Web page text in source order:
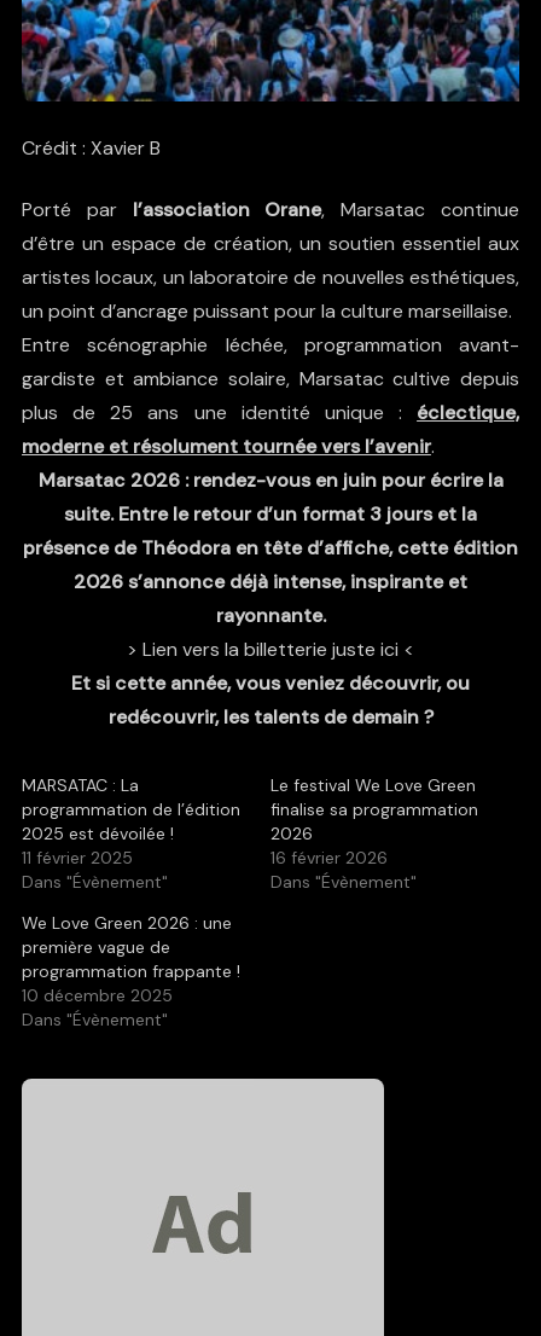
Crédit : Xavier B
Porté par l’association Orane, Marsatac continue
d’être un espace de création, un soutien essentiel aux
artistes locaux, un laboratoire de nouvelles esthétiques,
un point d’ancrage puissant pour la culture marseillaise.
Entre scénographie léchée, programmation avant-
gardiste et ambiance solaire, Marsatac cultive depuis
plus de 25 ans une identité unique : éclectique,
moderne et résolument tournée vers l’avenir.
Marsatac 2026 : rendez-vous en juin pour écrire la
suite. Entre le retour d’un format 3 jours et la
présence de Théodora en tête d’affiche, cette édition
2026 s’annonce déjà intense, inspirante et
rayonnante.
> Lien vers la billetterie juste ici <
Et si cette année, vous veniez découvrir, ou
redécouvrir, les talents de demain ?
MARSATAC : La
programmation de l’édition
2025 est dévoilée !
11 février 2025
Dans "Évènement"
Le festival We Love Green
finalise sa programmation
2026
16 février 2026
Dans "Évènement"
We Love Green 2026 : une
première vague de
programmation frappante !
10 décembre 2025
Dans "Évènement"